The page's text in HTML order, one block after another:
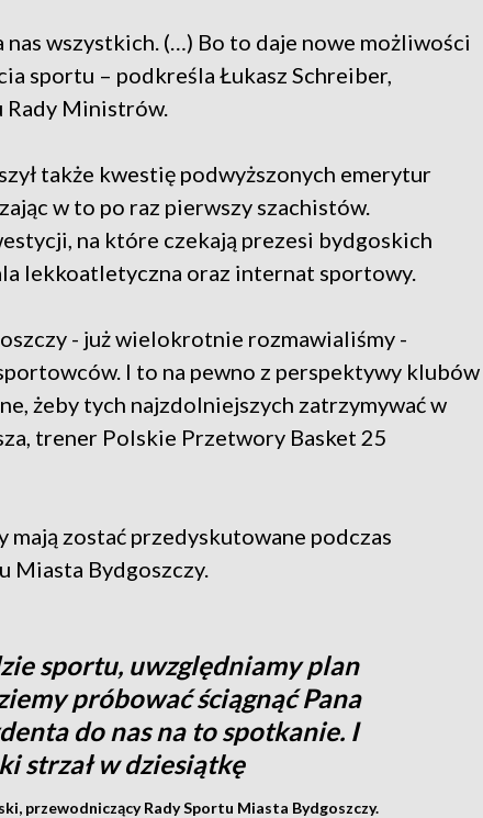
wszystkich. (…) Bo to daje nowe możliwości
sportu – podkreśla Łukasz Schreiber,
Rady Ministrów.
także kwestię podwyższonych emerytur
w to po raz pierwszy szachistów.
na które czekają prezesi bydgoskich
lekkoatletyczna oraz internat sportowy.
- już wielokrotnie rozmawialiśmy -
I to na pewno z perspektywy klubów
żeby tych najzdolniejszych zatrzymywać w
trener Polskie Przetwory Basket 25
zostać przedyskutowane podczas
Miasta Bydgoszczy.
sportu, uwzględniamy plan
próbować ściągnąć Pana
do nas na to spotkanie. I
strzał w dziesiątkę
przewodniczący Rady Sportu Miasta Bydgoszczy.